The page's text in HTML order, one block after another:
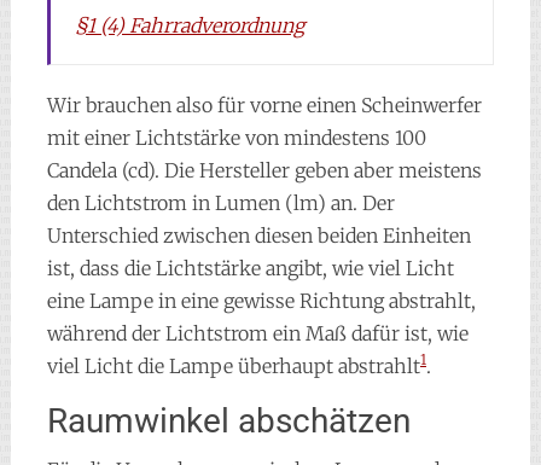
§1 (4) Fahrradverordnung
Wir brauchen also für vorne einen Scheinwerfer
mit einer Lichtstärke von mindestens 100
Candela (cd). Die Hersteller geben aber meistens
den Lichtstrom in Lumen (lm) an. Der
Unterschied zwischen diesen beiden Einheiten
ist, dass die Lichtstärke angibt, wie viel Licht
eine Lampe in eine gewisse Richtung abstrahlt,
während der Lichtstrom ein Maß dafür ist, wie
viel Licht die Lampe überhaupt abstrahlt1.
Raumwinkel abschätzen